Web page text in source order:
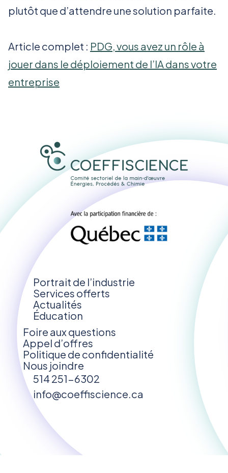
plutôt que d’attendre une solution parfaite.
Article complet : PDG, vous avez un rôle à
jouer dans le déploiement de l’IA dans votre
entreprise
Portrait de l’industrie
Services offerts
Actualités
Éducation
Foire aux questions
Appel d’offres
Politique de confidentialité
Nous joindre
514 251-6302
info@coeffiscience.ca